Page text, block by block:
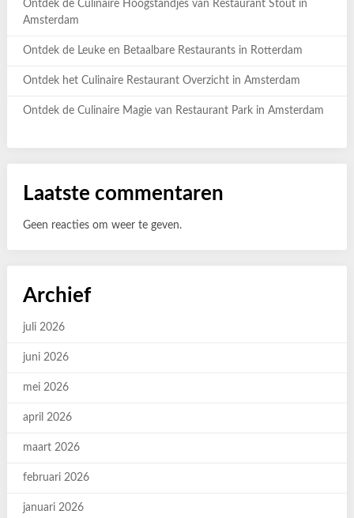
Ontdek de Culinaire Hoogstandjes van Restaurant Stout in
Amsterdam
Ontdek de Leuke en Betaalbare Restaurants in Rotterdam
Ontdek het Culinaire Restaurant Overzicht in Amsterdam
Ontdek de Culinaire Magie van Restaurant Park in Amsterdam
Laatste commentaren
Geen reacties om weer te geven.
Archief
juli 2026
juni 2026
mei 2026
april 2026
maart 2026
februari 2026
januari 2026